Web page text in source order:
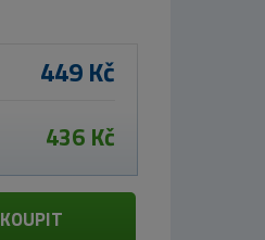
449 Kč
436 Kč
KOUPIT